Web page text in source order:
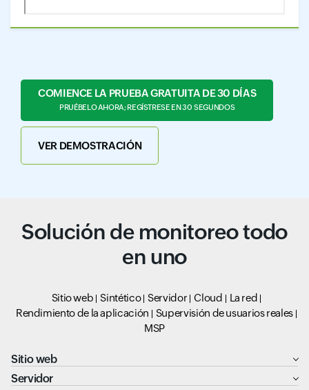
COMIENCE LA PRUEBA GRATUITA DE 30 DÍAS
PRUÉBELO AHORA; REGÍSTRESE EN 30 SEGUNDOS
VER DEMOSTRACIÓN
Solución de monitoreo todo
en uno
Sitio web Sintético Servidor Cloud
La red
Rendimiento de la aplicación
Supervisión de usuarios reales
MSP
Sitio web
Servidor